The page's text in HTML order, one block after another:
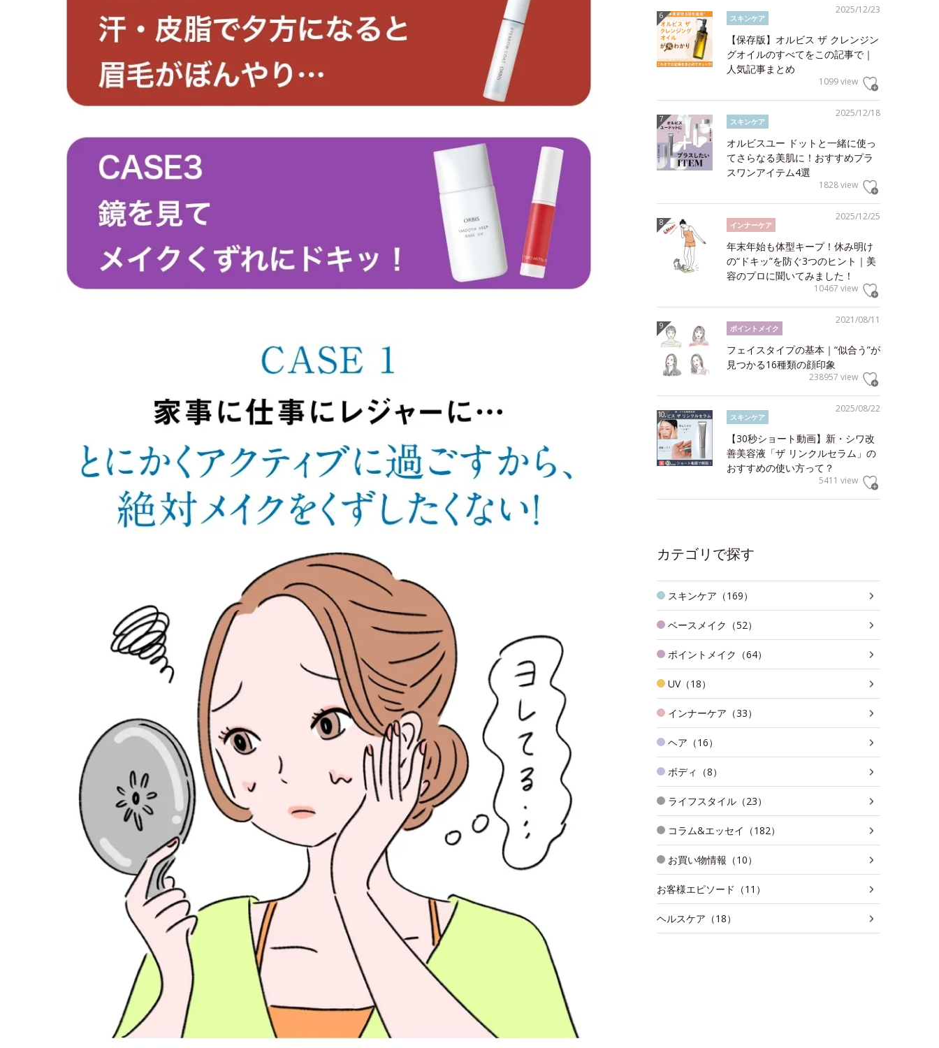
2025/12/23
スキンケア
【保存版】オルビス ザ クレンジン
グオイルのすべてをこの記事で｜
人気記事まとめ
1099 view
2025/12/18
スキンケア
オルビスユー ドットと一緒に使っ
てさらなる美肌に！おすすめプラ
スワンアイテム4選
1828 view
2025/12/25
インナーケア
年末年始も体型キープ！休み明け
の“ドキッ”を防ぐ3つのヒント｜美
容のプロに聞いてみました！
10467 view
2021/08/11
ポイントメイク
フェイスタイプの基本｜“似合う”が
見つかる16種類の顔印象
238957 view
2025/08/22
スキンケア
【30秒ショート動画】新・シワ改
善美容液「ザ リンクルセラム」の
おすすめの使い方って？
5411 view
カテゴリで探す
スキンケア（169）
ベースメイク（52）
ポイントメイク（64）
UV（18）
インナーケア（33）
ヘア（16）
ボディ（8）
ライフスタイル（23）
コラム&エッセイ（182）
お買い物情報（10）
お客様エピソード（11）
ヘルスケア（18）